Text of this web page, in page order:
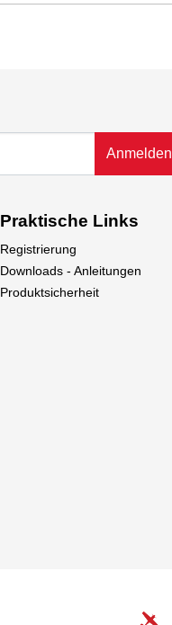
Anmelden
Praktische Links
Registrierung
Downloads - Anleitungen
Produktsicherheit